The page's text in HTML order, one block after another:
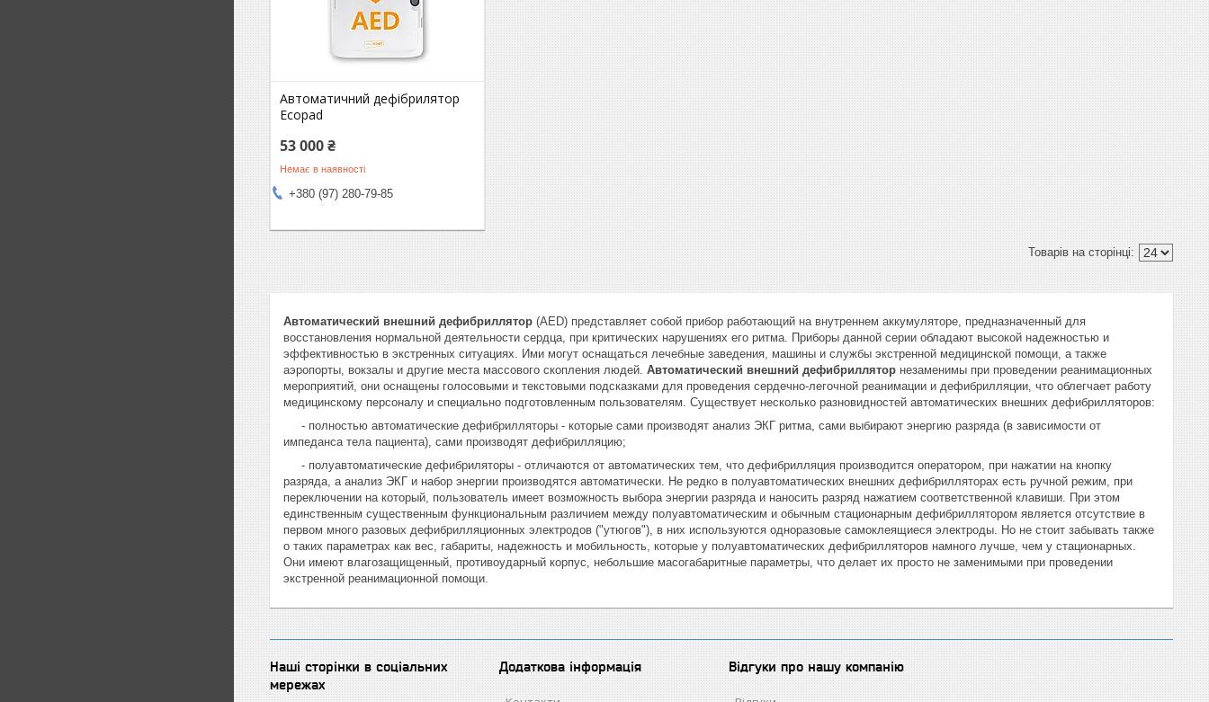
Автоматичний дефібрилятор
Ecopad
53 000 ₴
Немає в наявності
+380 (97) 280-79-85
Автоматический внешний дефибриллятор (AED) представляет собой прибор работающий на внутреннем аккумуляторе, предназначенный для
восстановления нормальной деятельности сердца, при критических нарушениях его ритма. Приборы данной серии обладают высокой надежностью и
эффективностью в экстренных ситуациях. Ими могут оснащаться лечебные заведения, машины и службы экстренной медицинской помощи, а также
аэропорты, вокзалы и другие места массового скопления людей. Автоматический внешний дефибриллятор незаменимы при проведении реанимационных
мероприятий, они оснащены голосовыми и текстовыми подсказками для проведения сердечно-легочной реанимации и дефибрилляции, что облегчает работу
медицинскому персоналу и специально подготовленным пользователям. Существует несколько разновидностей автоматических внешних дефибрилляторов:
- полностью автоматические дефибрилляторы - которые сами производят анализ ЭКГ ритма, сами выбирают энергию разряда (в зависимости от
импеданса тела пациента), сами производят дефибрилляцию;
- полуавтоматические дефибриляторы - отличаются от автоматических тем, что дефибрилляция производится оператором, при нажатии на кнопку
разряда, а анализ ЭКГ и набор энергии производятся автоматически. Не редко в полуавтоматических внешних дефибрилляторах есть ручной режим, при
переключении на который, пользователь имеет возможность выбора энергии разряда и наносить разряд нажатием соответственной клавиши. При этом
единственным существенным функциональным различием между полуавтоматическим и обычным стационарным дефибриллятором является отсутствие в
первом много разовых дефибрилляционных электродов ("утюгов"), в них используются одноразовые самоклеящиеся электроды. Но не стоит забывать также
о таких параметрах как вес, габариты, надежность и мобильность, которые у полуавтоматических дефибрилляторов намного лучше, чем у стационарных.
Они имеют влагозащищенный, противоударный корпус, небольшие масогабаритные параметры, что делает их просто не заменимыми при проведении
экстренной реанимационной помощи.
Наші сторінки в соціальних
мережах
Додаткова інформація Відгуки про нашу компанію